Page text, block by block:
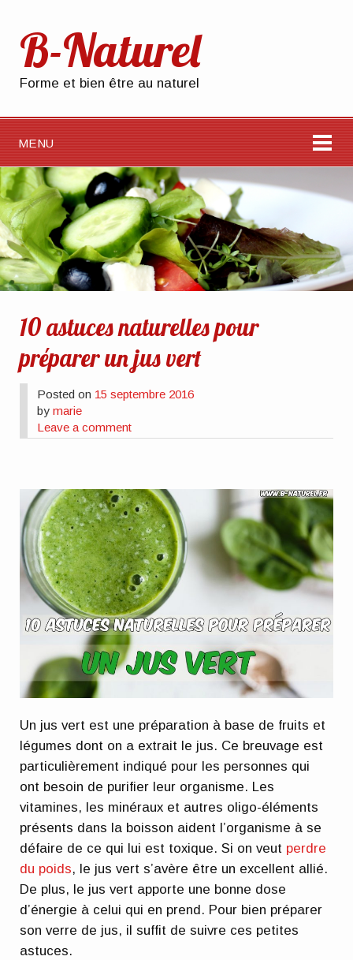
B-Naturel
Forme et bien être au naturel
MENU
10 astuces naturelles pour
préparer un jus vert
Posted on 15 septembre 2016
bymarie
Leave a comment
Un jus vert est une préparation à base de fruits et
légumes dont on a extrait le jus. Ce breuvage est
particulièrement indiqué pour les personnes qui
ont besoin de purifier leur organisme. Les
vitamines, les minéraux et autres oligo-éléments
présents dans la boisson aident l’organisme à se
défaire de ce qui lui est toxique. Si on veut perdre
du poids, le jus vert s’avère être un excellent allié.
De plus, le jus vert apporte une bonne dose
d’énergie à celui qui en prend. Pour bien préparer
son verre de jus, il suffit de suivre ces petites
astuces.